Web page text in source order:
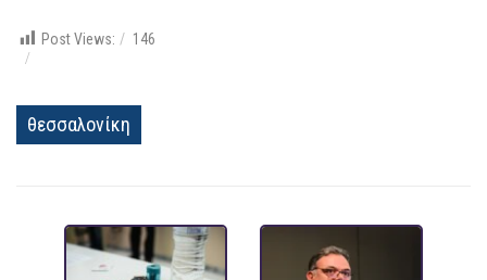
Post Views: 146
θεσσαλονίκη